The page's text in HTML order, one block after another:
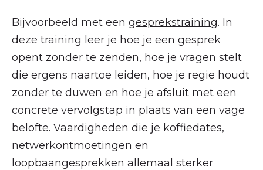
Bijvoorbeeld met een gesprekstraining. In
deze training leer je hoe je een gesprek
opent zonder te zenden, hoe je vragen stelt
die ergens naartoe leiden, hoe je regie houdt
zonder te duwen en hoe je afsluit met een
concrete vervolgstap in plaats van een vage
belofte. Vaardigheden die je koffiedates,
netwerkontmoetingen en
loopbaangesprekken allemaal sterker